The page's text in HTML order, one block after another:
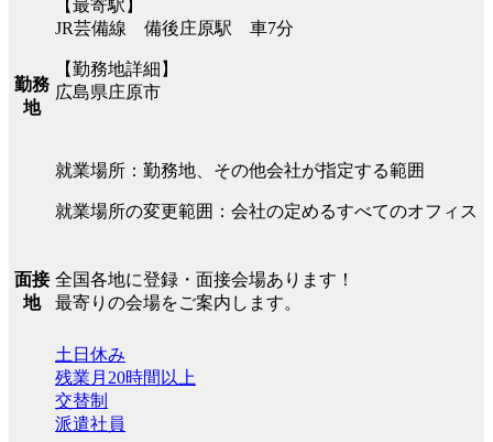
勤務
地
【最寄駅】
JR芸備線 備後庄原駅 車7分
【勤務地詳細】
広島県庄原市
就業場所：勤務地、その他会社が指定する範囲
就業場所の変更範囲：会社の定めるすべてのオフィス
面接
地
全国各地に登録・面接会場あります！
最寄りの会場をご案内します。
土日休み
残業月20時間以上
交替制
派遣社員